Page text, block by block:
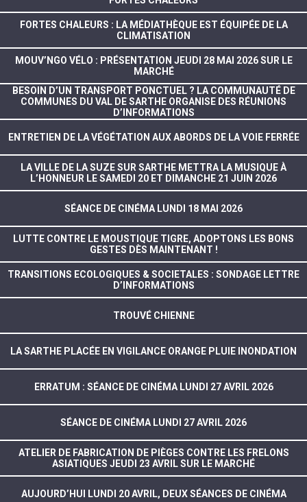
FORTES CHALEURS : LA MÉDIATHÈQUE EST ÉQUIPÉE DE LA
CLIMATISATION
MOUV’NGO VÉLO : PRÉSENTATION JEUDI 28 MAI 2026 SUR LE
MARCHÉ
BESOIN D’UN TRANSPORT PONCTUEL ? LA COMMUNAUTÉ DE
COMMUNES DU VAL DE SARTHE ORGANISE DES RÉUNIONS
D’INFORMATIONS
ENTRETIEN DE LA VÉGÉTATION AUX ABORDS DE LA VOIE FERRÉE
LA VILLE DE LA SUZE SUR SARTHE METTRA LA MUSIQUE À
L’HONNEUR LE SAMEDI 20 ET DIMANCHE 21 JUIN 2026
SÉANCE DE CINÉMA LUNDI 18 MAI 2026
LUTTE CONTRE LE MOUSTIQUE TIGRE, ADOPTONS LES BONS
GESTES DÈS MAINTENANT !
TRANSITIONS ECOLOGIQUES & SOCIETALES : SONDAGE LETTRE
D’INFORMATIONS
TROUVÉ CHIENNE
LA SARTHE PLACÉE EN VIGILANCE ORANGE PLUIE INONDATION
ERRATUM : SÉANCE DE CINÉMA LUNDI 27 AVRIL 2026
SÉANCE DE CINÉMA LUNDI 27 AVRIL 2026
ATELIER DE FABRICATION DE PIÈGES CONTRE LES FRELONS
ASIATIQUES JEUDI 23 AVRIL SUR LE MARCHÉ
AUJOURD’HUI LUNDI 20 AVRIL, DEUX SÉANCES DE CINÉMA